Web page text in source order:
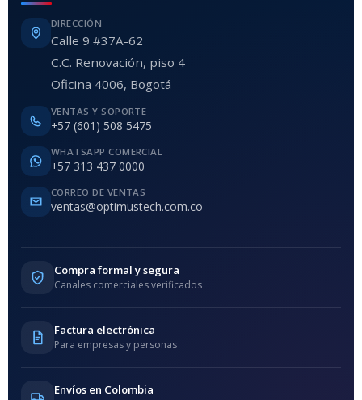
DIRECCIÓN
Calle 9 #37A-62
C.C. Renovación, piso 4
Oficina 4006, Bogotá
VENTAS Y SOPORTE
+57 (601) 508 5475
WHATSAPP COMERCIAL
+57 313 437 0000
CORREO DE VENTAS
ventas@optimustech.com.co
Compra formal y segura
Canales comerciales verificados
Factura electrónica
Para empresas y personas
Envíos en Colombia